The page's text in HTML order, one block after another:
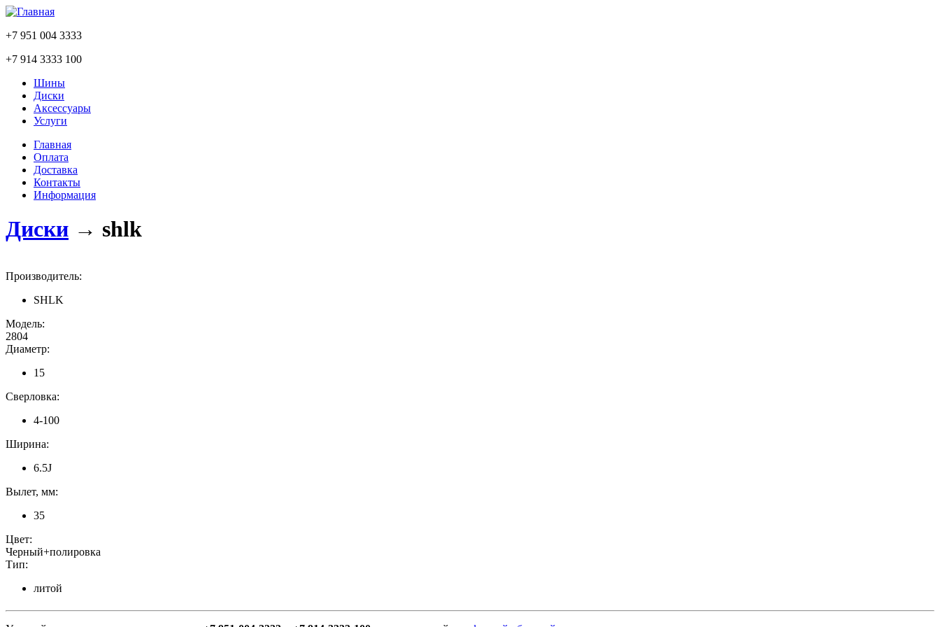
+7 951 004 3333
+7 914 3333 100
Шины
Диски
Аксессуары
Услуги
Главная
Оплата
Доставка
Контакты
Информация
Диски → shlk
Производитель:
SHLK
Модель:
2804
Диаметр:
15
Сверловка:
4-100
Ширина:
6.5J
Вылет, мм:
35
Цвет:
Черный+полировка
Тип:
литой